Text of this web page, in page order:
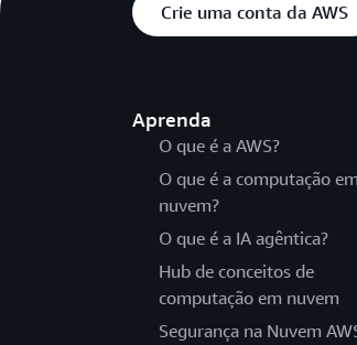
Crie uma conta da AWS
Aprenda
O que é a AWS?
O que é a computação em
nuvem?
O que é a IA agêntica?
Hub de conceitos de
computação em nuvem
Segurança na Nuvem